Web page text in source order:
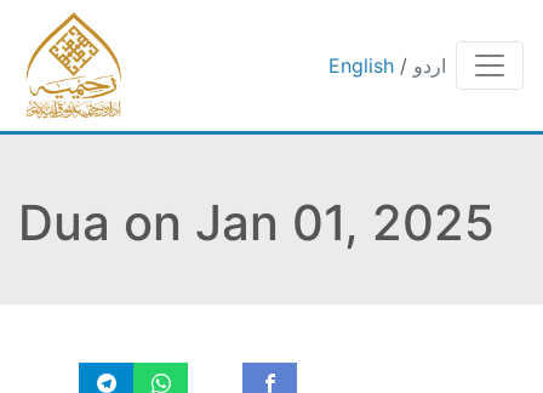
English / اردو
Dua on Jan 01, 2025